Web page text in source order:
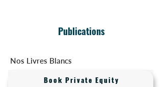
Publications
Nos Livres Blancs
Book Private Equity